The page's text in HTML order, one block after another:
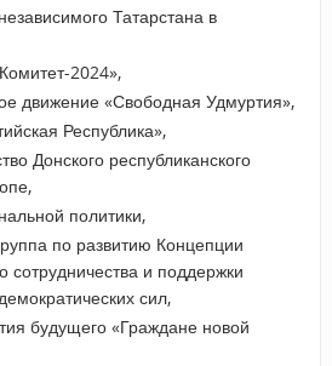
Татарстана в
2024»,
движение «Свободная Удмуртия»,
Республика»,
Донского республиканского
политики,
по развитию Концепции
сотрудничества и поддержки
сил,
будущего «Граждане новой